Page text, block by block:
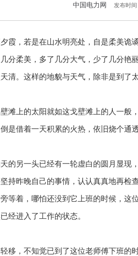
中国电力网 发布时间
，若是在山水明亮处，自是柔美诡
分柔美，多了几分大气，少了几分艳
清。这样的地貌与天气，除非是到了
上的太阳就如这戈壁滩上的人一般
是借着一天积累的火热，依旧烧个通
另一头已经有一轮虚白的圆月显现
持昨晚自己的事情，认认真真地再检
等着，哪怕还没到它上班的时候，这
经进入了工作的状态。
，不知觉已到了这位老师傅下班的